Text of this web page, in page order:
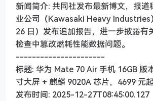
新闻简介: 共同社发布最新博文，报道
业公司（Kawasaki Heavy Industries
26 日）发布追加报告，进一步披露有
检查中篡改燃耗性能数据问题。
----------------------
标题: 华为 Mate 70 Air 手机 16GB 版
寸大屏 + 麒麟 9020A 芯片，4699 元
发布时间: 2025-12-27T08:45:00.127